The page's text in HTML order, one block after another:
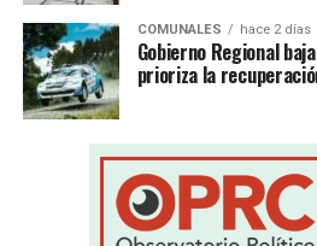
COMUNALES hace 2 días
Gobierno Regional
prioriza la